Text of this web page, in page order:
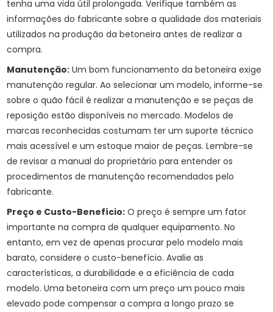
tenha uma vida útil prolongada. Verifique também as
informações do fabricante sobre a qualidade dos materiais
utilizados na produção da betoneira antes de realizar a
compra.
Manutenção: Um bom funcionamento da betoneira exige
manutenção regular. Ao selecionar um modelo, informe-se
sobre o quão fácil é realizar a manutenção e se peças de
reposição estão disponíveis no mercado. Modelos de
marcas reconhecidas costumam ter um suporte técnico
mais acessível e um estoque maior de peças. Lembre-se
de revisar a manual do proprietário para entender os
procedimentos de manutenção recomendados pelo
fabricante.
Preço e Custo-Benefício: O preço é sempre um fator
importante na compra de qualquer equipamento. No
entanto, em vez de apenas procurar pelo modelo mais
barato, considere o custo-benefício. Avalie as
características, a durabilidade e a eficiência de cada
modelo. Uma betoneira com um preço um pouco mais
elevado pode compensar a compra a longo prazo se